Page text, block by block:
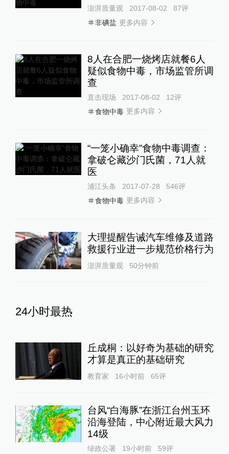
澎湃质量观 2017-08-02 87评
非碘盐 更多内容
8人在合肥一烧烤店就餐6人
疑似食物中毒，市场监管所调
查
直击现场 2017-08-02 12评
食物中毒 更多内容
“一笼小确幸”食物中毒调查：
拿破仑藏沙门氏菌，71人就
医
浦江头条 2017-07-28 546评
食物中毒 更多内容
大理提醒告诫汽车维修及道路
救援行业进一步规范价格行为
澎湃质量观 50分钟前
24小时最热
丘成桐：以好奇为基础的研究
才算是真正的基础研究
教育家 16小时前 65评
台风“白海豚”在浙江台州玉环
沿海登陆，中心附近最大风力
14级
绿政公署 19小时前 59评